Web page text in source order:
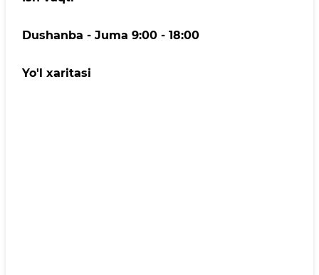
Dushanba - Juma 9:00 - 18:00
Yo'l xaritasi